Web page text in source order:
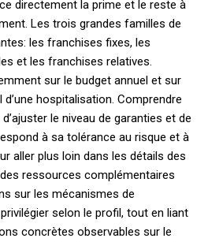
directement la prime et le reste à
Les trois grandes familles de
les franchises fixes, les
et les franchises relatives.
sur le budget annuel et sur
hospitalisation. Comprendre
le niveau de garanties et de
à sa tolérance au risque et à
aller plus loin dans les détails des
ressources complémentaires
sur les mécanismes de
selon le profil, tout en liant
concrètes observables sur le